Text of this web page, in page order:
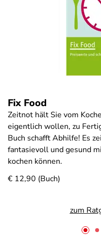
Fix Food
Zeitnot hält Sie vom
eigentlich wollen, zu
Buch schafft Abhilfe! Es
fantasievoll und gesund
kochen können.
€ 12,90 (Buch)
zum